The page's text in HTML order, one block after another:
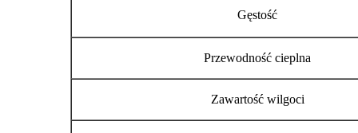
Gęstość
Przewodność cieplna
Zawartość wilgoci